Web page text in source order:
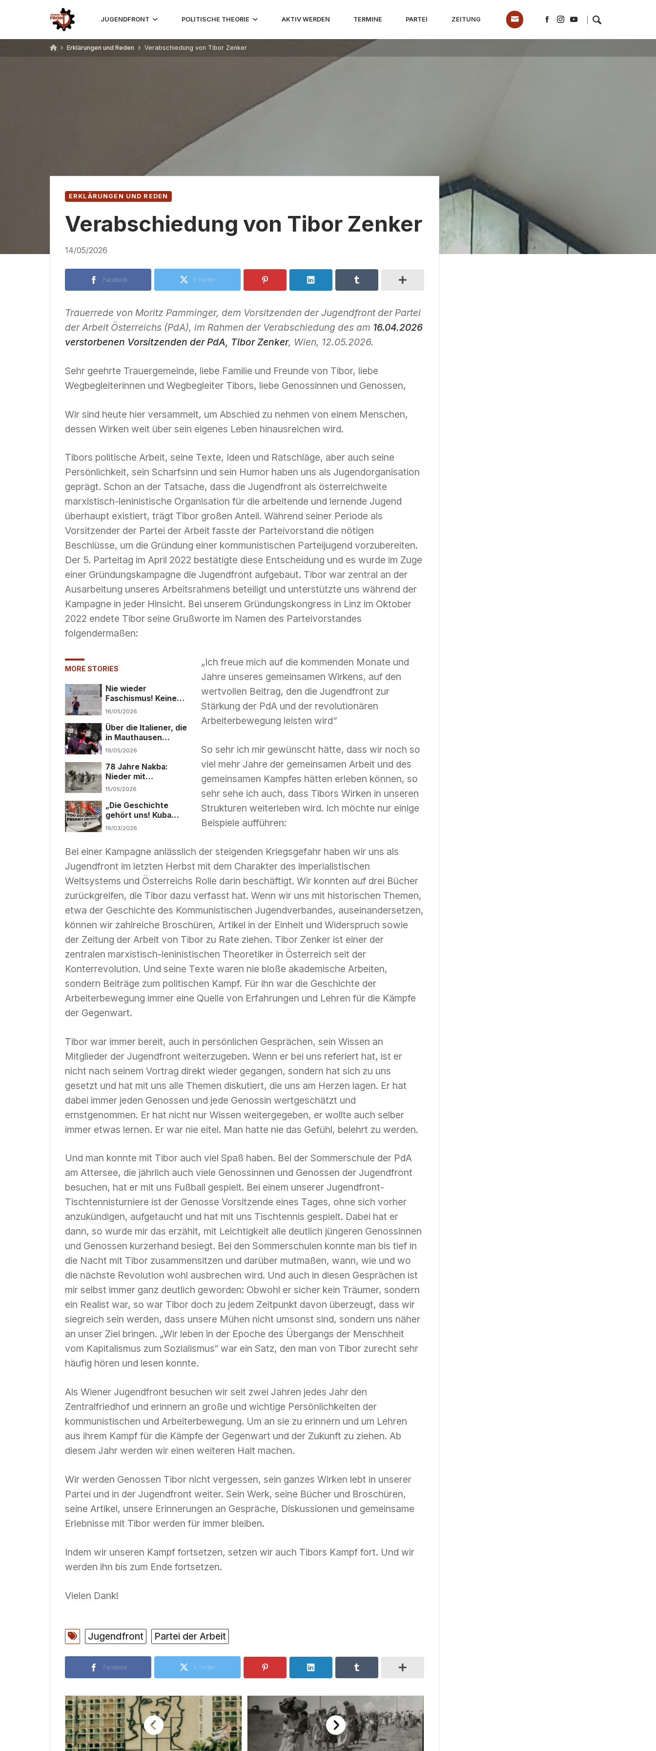
JUGENDFRONT POLITISCHE THEORIE AKTIV WERDEN TERMINE PARTEI ZEITUNG
Erklärungen und Reden Verabschiedung von Tibor Zenker
ERKLÄRUNGEN UND REDEN
Verabschiedung von Tibor Zenker
14/05/2026
Facebook X Twitter
Trauerrede von Moritz Pamminger, dem Vorsitzenden der Jugendfront der Partei
der Arbeit Österreichs (PdA), im Rahmen der Verabschiedung des am 16.04.2026
verstorbenen Vorsitzenden der PdA, Tibor Zenker, Wien, 12.05.2026.
Sehr geehrte Trauergemeinde, liebe Familie und Freunde von Tibor, liebe
Wegbegleiterinnen und Wegbegleiter Tibors, liebe Genossinnen und Genossen,
Wir sind heute hier versammelt, um Abschied zu nehmen von einem Menschen,
dessen Wirken weit über sein eigenes Leben hinausreichen wird.
Tibors politische Arbeit, seine Texte, Ideen und Ratschläge, aber auch seine
Persönlichkeit, sein Scharfsinn und sein Humor haben uns als Jugendorganisation
geprägt. Schon an der Tatsache, dass die Jugendfront als österreichweite
marxistisch-leninistische Organisation für die arbeitende und lernende Jugend
überhaupt existiert, trägt Tibor großen Anteil. Während seiner Periode als
Vorsitzender der Partei der Arbeit fasste der Parteivorstand die nötigen
Beschlüsse, um die Gründung einer kommunistischen Parteijugend vorzubereiten.
Der 5. Parteitag im April 2022 bestätigte diese Entscheidung und es wurde im Zuge
einer Gründungskampagne die Jugendfront aufgebaut. Tibor war zentral an der
Ausarbeitung unseres Arbeitsrahmens beteiligt und unterstützte uns während der
Kampagne in jeder Hinsicht. Bei unserem Gründungskongress in Linz im Oktober
2022 endete Tibor seine Grußworte im Namen des Parteivorstandes
folgendermaßen:
MORE STORIES
Nie wieder
Faschismus! Keinen
Cent und keinen
Kriege!
16/05/2026
Über die Italiener, die
in Mauthausen
starben und den
des Faschismus
19/05/2026
78 Jahre Nakba:
Nieder mit
Besatzung,
Völkermord
15/05/2026
„Die Geschichte
gehört uns! Kuba
wird siegen!“
19/03/2026
„Ich freue mich auf die kommenden Monate und
Jahre unseres gemeinsamen Wirkens, auf den
wertvollen Beitrag, den die Jugendfront zur
Stärkung der PdA und der revolutionären
Arbeiterbewegung leisten wird“
So sehr ich mir gewünscht hätte, dass wir noch so
viel mehr Jahre der gemeinsamen Arbeit und des
gemeinsamen Kampfes hätten erleben können, so
sehr sehe ich auch, dass Tibors Wirken in unseren
Strukturen weiterleben wird. Ich möchte nur einige
Beispiele aufführen:
Bei einer Kampagne anlässlich der steigenden Kriegsgefahr haben wir uns als
Jugendfront im letzten Herbst mit dem Charakter des imperialistischen
Weltsystems und Österreichs Rolle darin beschäftigt. Wir konnten auf drei Bücher
zurückgreifen, die Tibor dazu verfasst hat. Wenn wir uns mit historischen Themen,
etwa der Geschichte des Kommunistischen Jugendverbandes, auseinandersetzen,
können wir zahlreiche Broschüren, Artikel in der Einheit und Widerspruch sowie
der Zeitung der Arbeit von Tibor zu Rate ziehen. Tibor Zenker ist einer der
zentralen marxistisch-leninistischen Theoretiker in Österreich seit der
Konterrevolution. Und seine Texte waren nie bloße akademische Arbeiten,
sondern Beiträge zum politischen Kampf. Für ihn war die Geschichte der
Arbeiterbewegung immer eine Quelle von Erfahrungen und Lehren für die Kämpfe
der Gegenwart.
Tibor war immer bereit, auch in persönlichen Gesprächen, sein Wissen an
Mitglieder der Jugendfront weiterzugeben. Wenn er bei uns referiert hat, ist er
nicht nach seinem Vortrag direkt wieder gegangen, sondern hat sich zu uns
gesetzt und hat mit uns alle Themen diskutiert, die uns am Herzen lagen. Er hat
dabei immer jeden Genossen und jede Genossin wertgeschätzt und
ernstgenommen. Er hat nicht nur Wissen weitergegeben, er wollte auch selber
immer etwas lernen. Er war nie eitel. Man hatte nie das Gefühl, belehrt zu werden.
Und man konnte mit Tibor auch viel Spaß haben. Bei der Sommerschule der PdA
am Attersee, die jährlich auch viele Genossinnen und Genossen der Jugendfront
besuchen, hat er mit uns Fußball gespielt. Bei einem unserer Jugendfront-
Tischtennisturniere ist der Genosse Vorsitzende eines Tages, ohne sich vorher
anzukündigen, aufgetaucht und hat mit uns Tischtennis gespielt. Dabei hat er
dann, so wurde mir das erzählt, mit Leichtigkeit alle deutlich jüngeren Genossinnen
und Genossen kurzerhand besiegt. Bei den Sommerschulen konnte man bis tief in
die Nacht mit Tibor zusammensitzen und darüber mutmaßen, wann, wie und wo
die nächste Revolution wohl ausbrechen wird. Und auch in diesen Gesprächen ist
mir selbst immer ganz deutlich geworden: Obwohl er sicher kein Träumer, sondern
ein Realist war, so war Tibor doch zu jedem Zeitpunkt davon überzeugt, dass wir
siegreich sein werden, dass unsere Mühen nicht umsonst sind, sondern uns näher
an unser Ziel bringen. „Wir leben in der Epoche des Übergangs der Menschheit
vom Kapitalismus zum Sozialismus“ war ein Satz, den man von Tibor zurecht sehr
häufig hören und lesen konnte.
Als Wiener Jugendfront besuchen wir seit zwei Jahren jedes Jahr den
Zentralfriedhof und erinnern an große und wichtige Persönlichkeiten der
kommunistischen und Arbeiterbewegung. Um an sie zu erinnern und um Lehren
aus ihrem Kampf für die Kämpfe der Gegenwart und der Zukunft zu ziehen. Ab
diesem Jahr werden wir einen weiteren Halt machen.
Wir werden Genossen Tibor nicht vergessen, sein ganzes Wirken lebt in unserer
Partei und in der Jugendfront weiter. Sein Werk, seine Bücher und Broschüren,
seine Artikel, unsere Erinnerungen an Gespräche, Diskussionen und gemeinsame
Erlebnisse mit Tibor werden für immer bleiben.
Indem wir unseren Kampf fortsetzen, setzen wir auch Tibors Kampf fort. Und wir
werden ihn bis zum Ende fortsetzen.
Vielen Dank!
Jugendfront Partei der Arbeit
Facebook X Twitter